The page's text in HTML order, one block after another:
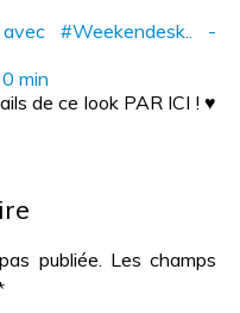
#Weekendesk.. -
min
de ce look PAR ICI ! ♥
publiée. Les champs